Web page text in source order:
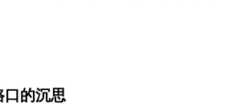
口的沉思